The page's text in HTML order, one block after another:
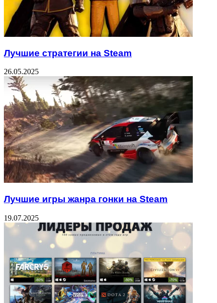
Лучшие стратегии на Steam
26.05.2025
Лучшие игры жанра гонки на Steam
19.07.2025